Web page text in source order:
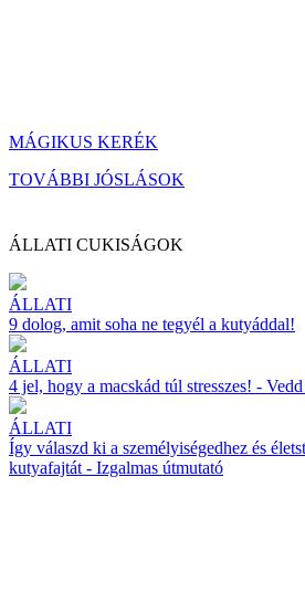
MÁGIKUS KERÉK
TOVÁBBI JÓSLÁSOK
ÁLLATI CUKISÁGOK
ÁLLATI
9 dolog, amit soha ne tegyél a kutyáddal!
ÁLLATI
4 jel, hogy a macskád túl stresszes! -
ÁLLATI
Így válaszd ki a személyiségedhez és
kutyafajtát - Izgalmas útmutató